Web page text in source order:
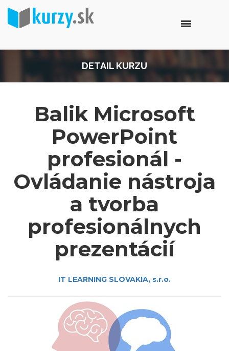
DETAIL KURZU
Balik Microsoft
PowerPoint
profesionál -
Ovládanie nástroja
a tvorba
profesionálnych
prezentácií
IT LEARNING SLOVAKIA, s.r.o.